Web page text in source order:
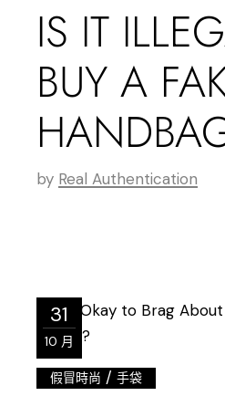
IS IT
BUY A
by Real Authentication
31
10 月
假冒時尚 /手袋